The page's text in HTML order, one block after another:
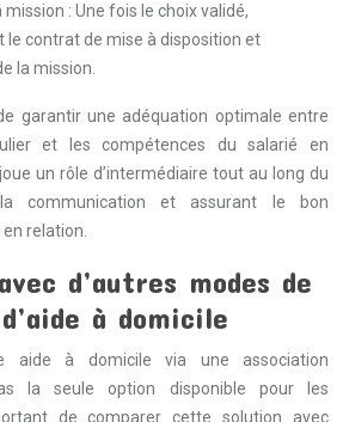
mission : Une fois le choix validé,
le contrat de mise à disposition et
la mission.
garantir une adéquation optimale entre
et les compétences du salarié en
un rôle d’intermédiaire tout au long du
communication et assurant le bon
relation.
d’autres modes de
à domicile
aide à domicile via une association
la seule option disponible pour les
de comparer cette solution avec